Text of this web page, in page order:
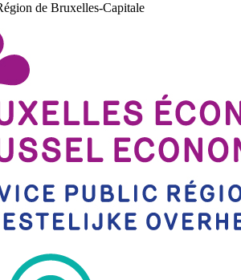
de Bruxelles-Capitale